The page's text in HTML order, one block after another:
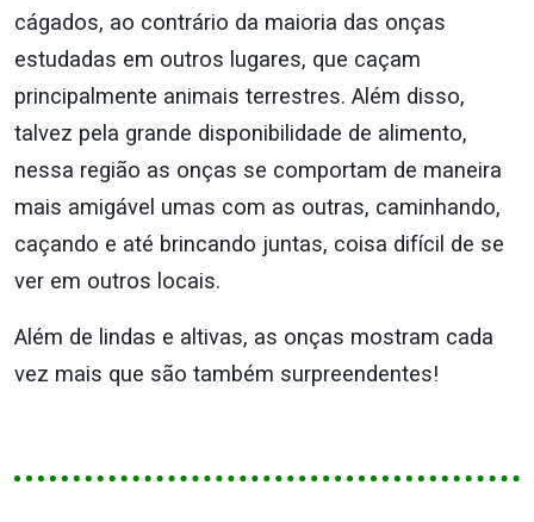
cágados, ao contrário da maioria das onças
estudadas em outros lugares, que caçam
principalmente animais terrestres. Além disso,
talvez pela grande disponibilidade de alimento,
nessa região as onças se comportam de maneira
mais amigável umas com as outras, caminhando,
caçando e até brincando juntas, coisa difícil de se
ver em outros locais.
Além de lindas e altivas, as onças mostram cada
vez mais que são também surpreendentes!